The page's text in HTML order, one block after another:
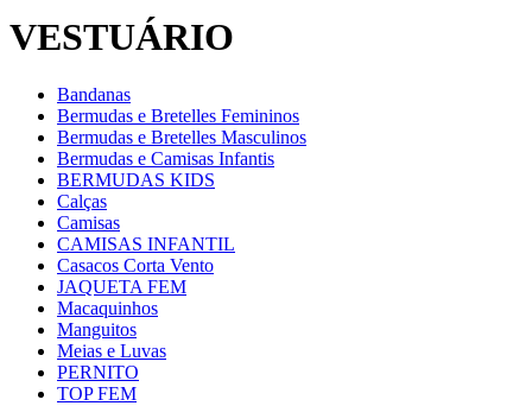
VESTUÁRIO
Bandanas
Bermudas e Bretelles Femininos
Bermudas e Bretelles Masculinos
Bermudas e Camisas Infantis
BERMUDAS KIDS
Calças
Camisas
CAMISAS INFANTIL
Casacos Corta Vento
JAQUETA FEM
Macaquinhos
Manguitos
Meias e Luvas
PERNITO
TOP FEM